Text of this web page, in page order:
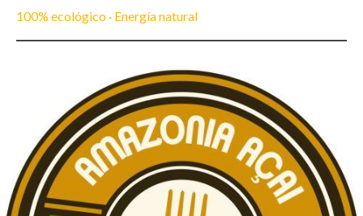
100% ecológico · Energía natural